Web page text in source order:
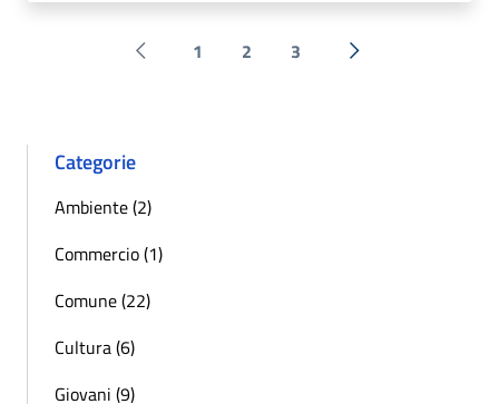
Pagina precedente
1 2 3 Successiva »
Categorie
Ambiente (2)
Commercio (1)
Comune (22)
Cultura (6)
Giovani (9)